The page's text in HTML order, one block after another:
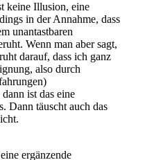
keine Illusion, eine
in der Annahme, dass
unantastbaren
Wenn man aber sagt,
darauf, dass ich ganz
also durch
ist das eine
Dann täuscht auch das
ergänzende